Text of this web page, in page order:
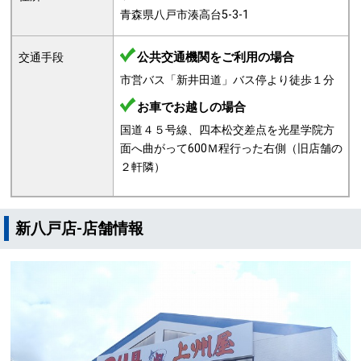
青森県八戸市湊高台5-3-1
交通手段 公共交通機関をご利用の場合
市営バス「新井田道」バス停より徒歩１分
お車でお越しの場合
国道４５号線、四本松交差点を光星学院方
面へ曲がって600Ｍ程行った右側（旧店舗の
２軒隣）
新八戸店-店舗情報